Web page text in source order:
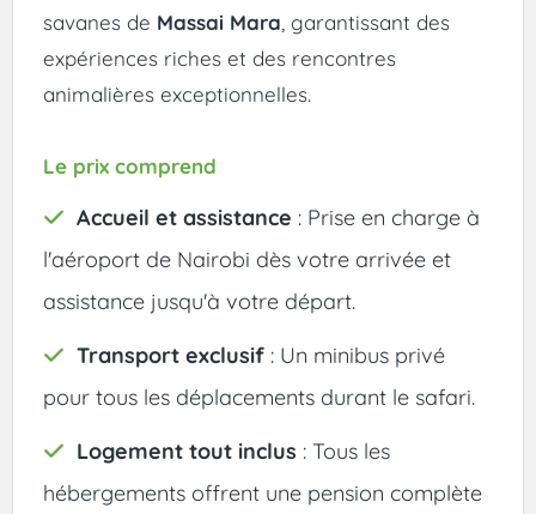
savanes de Massai Mara , garantissant des
expériences riches et des rencontres
animalières exceptionnelles.
Le prix comprend
Accueil et assistance : Prise en charge à
l'aéroport de Nairobi dès votre arrivée et
assistance jusqu'à votre départ.
Transport exclusif : Un minibus privé
pour tous les déplacements durant le safari.
Logement tout inclus : Tous les
hébergements offrent une pension complète